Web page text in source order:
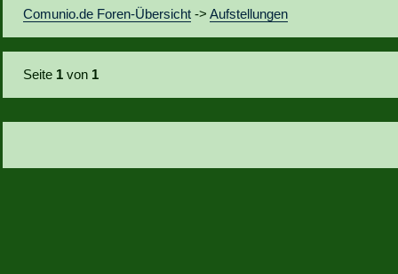
Comunio.de Foren-Übersicht ->Aufstellungen
Seite 1 von 1